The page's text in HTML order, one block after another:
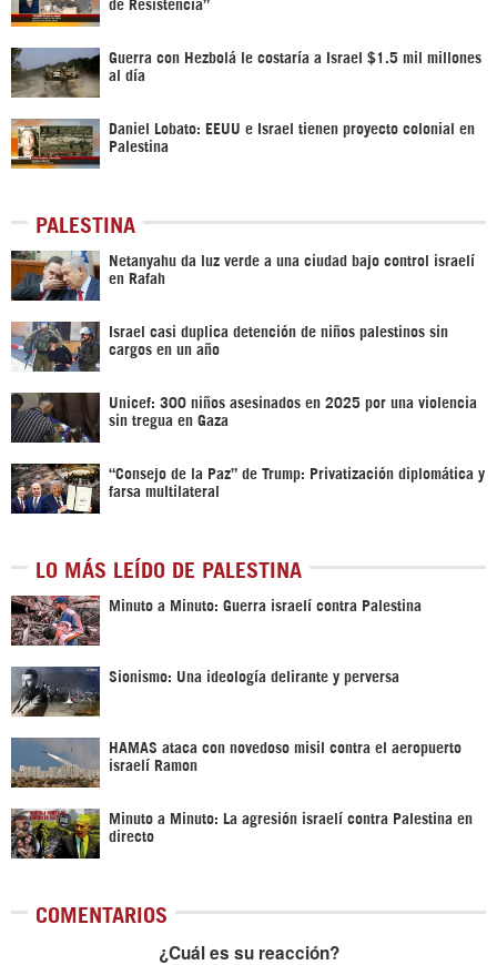
de Resistencia”
Guerra con Hezbolá le costaría a Israel $1.5 mil millones
al día
Daniel Lobato: EEUU e Israel tienen proyecto colonial en
Palestina
PALESTINA
Netanyahu da luz verde a una ciudad bajo control israelí
en Rafah
Israel casi duplica detención de niños palestinos sin
cargos en un año
Unicef: 300 niños asesinados en 2025 por una violencia
sin tregua en Gaza
“Consejo de la Paz” de Trump: Privatización diplomática y
farsa multilateral
LO MÁS LEÍDO DE PALESTINA
Minuto a Minuto: Guerra israelí contra Palestina
Sionismo: Una ideología delirante y perversa
HAMAS ataca con novedoso misil contra el aeropuerto
israelí Ramon
Minuto a Minuto: La agresión israelí contra Palestina en
directo
COMENTARIOS